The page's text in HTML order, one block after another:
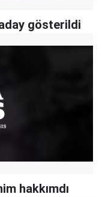
gösterildi
hakkımdı